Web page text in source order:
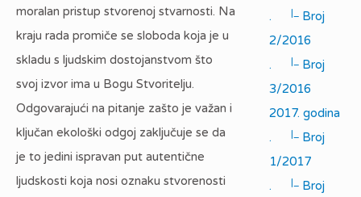
moralan pristup stvorenoj stvarnosti. Na
kraju rada promiče se sloboda koja je u
skladu s ljudskim dostojanstvom što
svoj izvor ima u Bogu Stvoritelju.
Odgovarajući na pitanje zašto je važan i
ključan ekološki odgoj zaključuje se da
je to jedini ispravan put autentične
ljudskosti koja nosi oznaku stvorenosti
.
|_ Broj
2/2016
.
|_ Broj
3/2016
2017. godina
.
|_ Broj
1/2017
.
|_ Broj